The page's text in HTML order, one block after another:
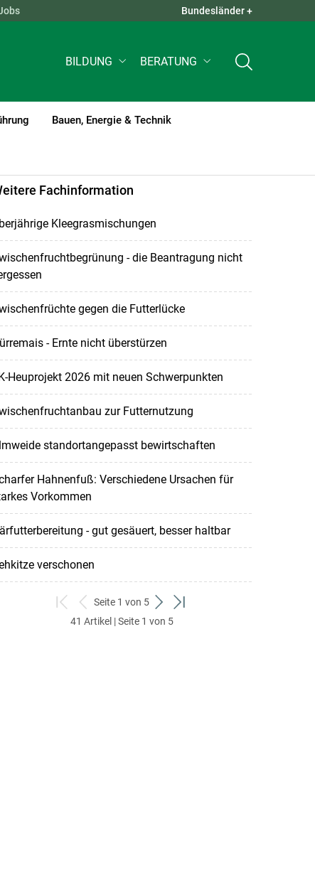
QUICK LINKS +
Bundesländer +
BILDUNG BERATUNG
Bauen, Energie & Technik
Fachinformation
Kleegrasmischungen
- die Beantragung nicht
gegen die Futterlücke
- Ernte nicht überstürzen
Heuprojekt 2026 mit neuen Schwerpunkten
zur Futternutzung
standortangepasst bewirtschaften
Hahnenfuß: Verschiedene Ursachen für
Vorkommen
- gut gesäuert, besser haltbar
verschonen
zum
ersten
zurück
zum
Seite 1 von 5
weiter
zum
zum
41 Artikel | Seite 1 von 5